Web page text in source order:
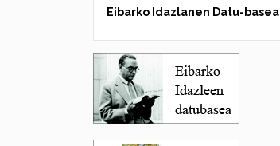
Eibarko Idazlanen Datu-basea